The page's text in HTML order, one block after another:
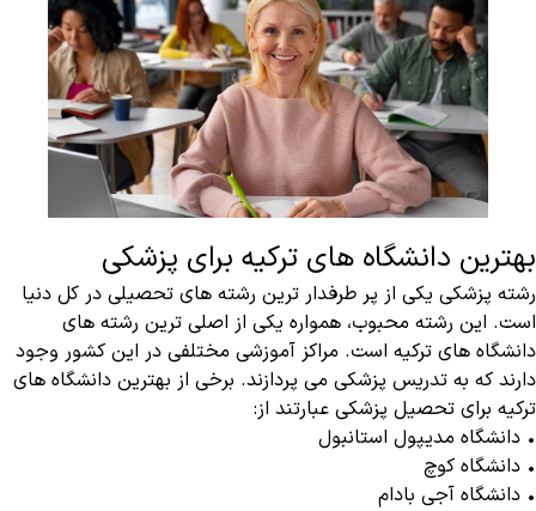
بهترین دانشگاه های ترکیه برای پزشکی
رشته پزشکی یکی از پر طرفدار ترین رشته های تحصیلی در کل دنیا
است. این رشته محبوب، همواره یکی از اصلی ترین رشته های
دانشگاه های ترکیه است. مراکز آموزشی مختلفی در این کشور وجود
دارند که به تدریس پزشکی می پردازند.‌ برخی از بهترین دانشگاه های
ترکیه برای تحصیل پزشکی عبارتند از:
• دانشگاه مدیپول استانبول
• دانشگاه کوچ
• دانشگاه آجی بادام